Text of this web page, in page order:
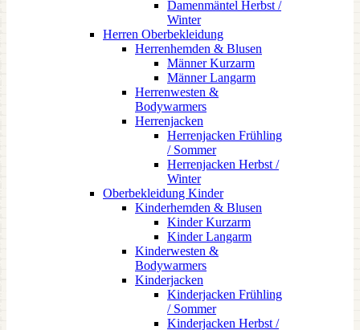
Damenmäntel Herbst /
Winter
Herren Oberbekleidung
Herrenhemden & Blusen
Männer Kurzarm
Männer Langarm
Herrenwesten &
Bodywarmers
Herrenjacken
Herrenjacken Frühling
/ Sommer
Herrenjacken Herbst /
Winter
Oberbekleidung Kinder
Kinderhemden & Blusen
Kinder Kurzarm
Kinder Langarm
Kinderwesten &
Bodywarmers
Kinderjacken
Kinderjacken Frühling
/ Sommer
Kinderjacken Herbst /